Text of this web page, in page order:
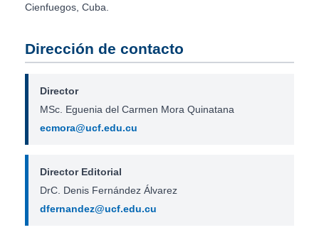
Cienfuegos, Cuba.
Dirección de contacto
Director
MSc. Eguenia del Carmen Mora Quinatana
ecmora@ucf.edu.cu
Director Editorial
DrC. Denis Fernández Álvarez
dfernandez@ucf.edu.cu